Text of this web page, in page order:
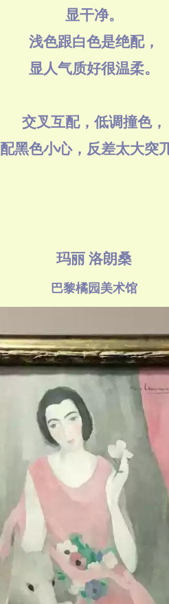
显干净。
浅色跟白色是绝配，
显人气质好很温柔。
交叉互配，低调撞色，
配黑色小心，反差太大突
玛丽 洛朗桑
巴黎橘园美术馆